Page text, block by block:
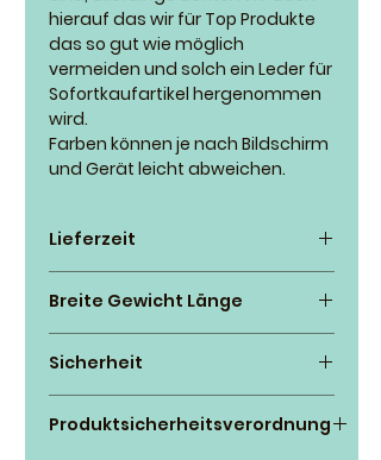
hierauf das wir für Top Produkte
das so gut wie möglich
vermeiden und solch ein Leder für
Sofortkaufartikel hergenommen
wird.
Farben können je nach Bildschirm
und Gerät leicht abweichen.
Lieferzeit
Zahlungseingang so schnell wie
möglich zu fertigen, manchmal
klappt es innerhalb ein paar Tage
2 bis 5 Wochen dauern. Genauere
Breite Gewicht Länge
das richtige Gewicht eures
Hundes, falls ihr irgendwelche
Unsicherheiten habt, schreibt uns
Sicherheit
Leine für das passende Gewicht,
Produktsicherheitsverordnung